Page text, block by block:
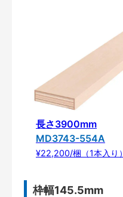
長さ3900mm
MD3743-554A
¥22,200/梱（1本入り）
枠幅145.5mm